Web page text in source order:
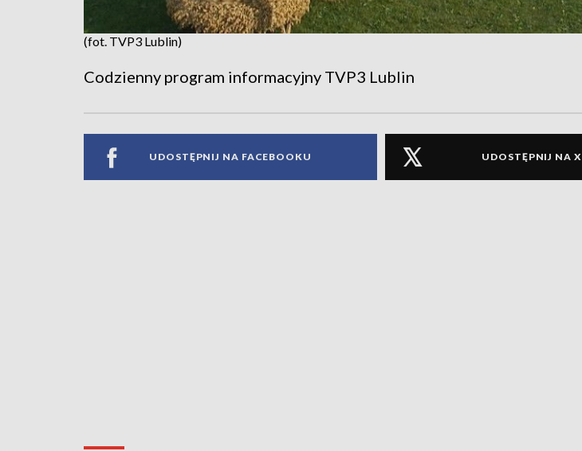
(fot. TVP3 Lublin)
Codzienny program informacyjny TVP3 Lublin
UDOSTĘPNIJ NA FACEBOOKU UDOSTĘPNIJ NA X